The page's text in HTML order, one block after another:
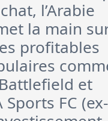
l’Arabie
la main
profitables
et
FC (ex-